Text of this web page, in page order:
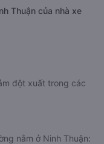
Thuận của nhà xe
đột xuất trong các
nằm ở Ninh Thuận: